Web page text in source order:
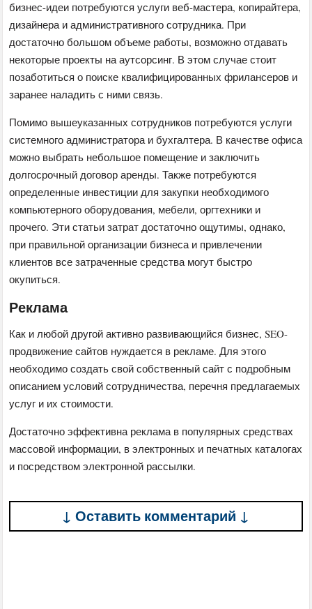
бизнес-идеи потребуются услуги веб-мастера, копирайтера,
дизайнера и административного сотрудника. При
достаточно большом объеме работы, возможно отдавать
некоторые проекты на аутсорсинг. В этом случае стоит
позаботиться о поиске квалифицированных фрилансеров и
заранее наладить с ними связь.
Помимо вышеуказанных сотрудников потребуются услуги
системного администратора и бухгалтера. В качестве офиса
можно выбрать небольшое помещение и заключить
долгосрочный договор аренды. Также потребуются
определенные инвестиции для закупки необходимого
компьютерного оборудования, мебели, оргтехники и
прочего. Эти статьи затрат достаточно ощутимы, однако,
при правильной организации бизнеса и привлечении
клиентов все затраченные средства могут быстро
окупиться.
Реклама
Как и любой другой активно развивающийся бизнес, SEO-
продвижение сайтов нуждается в рекламе. Для этого
необходимо создать свой собственный сайт с подробным
описанием условий сотрудничества, перечня предлагаемых
услуг и их стоимости.
Достаточно эффективна реклама в популярных средствах
массовой информации, в электронных и печатных каталогах
и посредством электронной рассылки.
↓ Оставить комментарий ↓